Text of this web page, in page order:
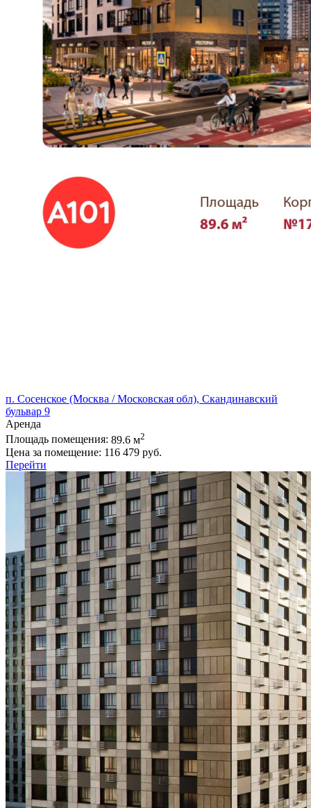
п. Сосенское (Москва / Московская обл), Скандинавский
бульвар 9
Аренда
Площадь помещения: 89.6 м2
Цена за помещение: 116 479 руб.
Перейти